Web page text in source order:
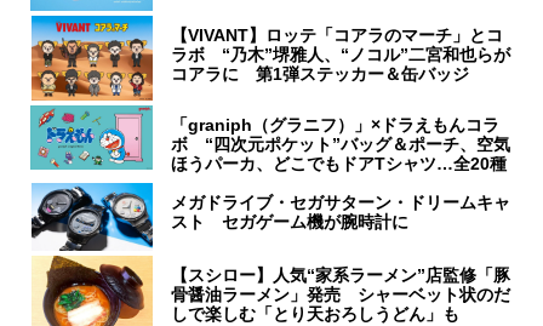
【VIVANT】ロッテ「コアラのマーチ」とコ
ラボ “乃木”堺雅人、“ノコル”二宮和也らが
コアラに 第1弾ステッカー＆缶バッジ
「graniph（グラニフ）」×ドラえもんコラ
ボ “四次元ポケット”バッグ＆ポーチ、空気
ほうパーカ、どこでもドアTシャツ…全20種
メガドライブ・セガサターン・ドリームキャ
スト セガゲーム機が腕時計に
【スシロー】人気“家系ラーメン”店監修「豚
骨醤油ラーメン」発売 シャーベット状のだ
しで楽しむ「とり天おろしうどん」も